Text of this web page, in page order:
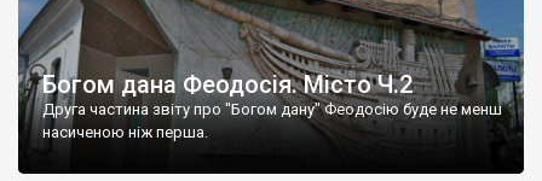
Богом дана Феодосія. Місто Ч.2
Друга частина звіту про "Богом дану" Феодосію буде не менш
насиченою ніж перша.